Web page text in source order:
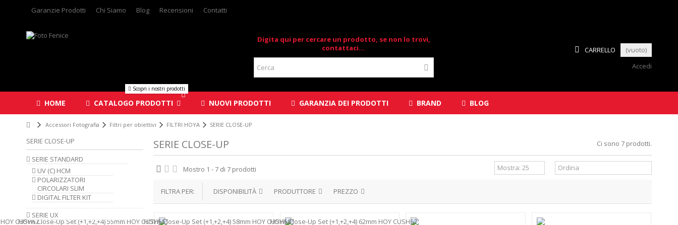
Garanzie Prodotti Chi Siamo Blog Recensioni Contatti
Digita qui per cercare un prodotto, se non lo trovi,
contattaci...
CARRELLO
(vuoto)
Accedi
HOME CATALOGO PRODOTTI
Scopri i nostri prodotti
NUOVI PRODOTTI GARANZIA DEI PRODOTTI BRAND BLOG
Accessori Fotografia Filtri per obiettivi FILTRI HOYA SERIE CLOSE-UP
SERIE CLOSE-UP Ci sono 7 prodotti.
Mostro 1 - 7 di 7 prodotti
FILTRA PER: DISPONIBILITÀ PRODUTTORE PREZZO
SERIE CLOSE-UP
SERIE STANDARD
UV (C) HCM
POLARIZZATORI
CIRCOLARI SLIM
DIGITAL FILTER KIT
SERIE UX